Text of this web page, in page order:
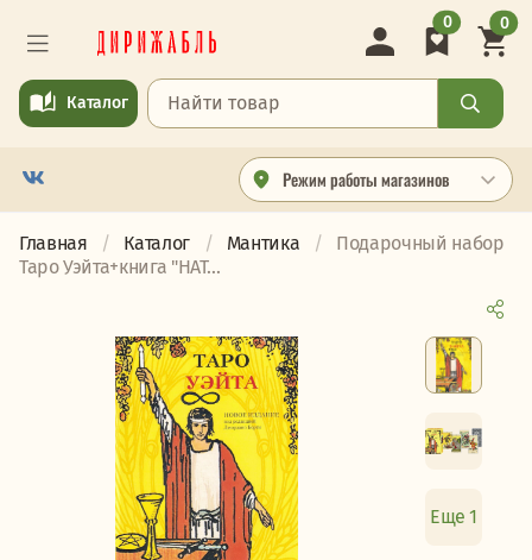
Режим работы магазинов
Каталог
0 0
Главная Каталог Мантика
Подарочный набор
Таро Уэйта+книга "НАТ...
Еще 1